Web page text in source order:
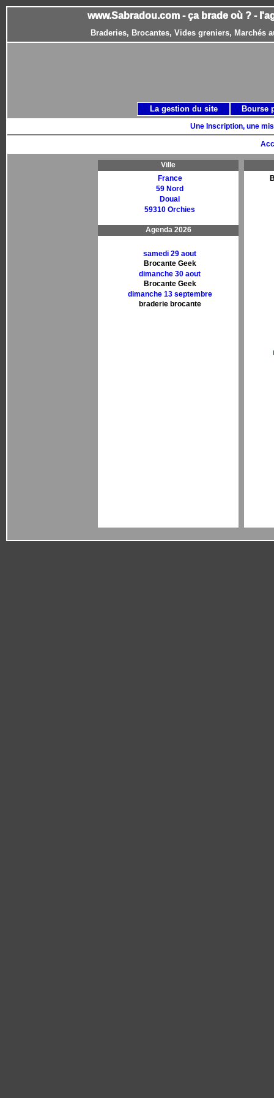
www.Sabradou.com - ça brade où ? -
Braderies, Brocantes, Vides greniers, Marchés
Une Inscription, une
Ville
France
59 Nord
Douai
59310 Orchies
Agenda 2026
samedi 29 aout
Brocante Geek
dimanche 30 aout
Brocante Geek
dimanche 13 septembre
braderie brocante
La gestion du site Bourse